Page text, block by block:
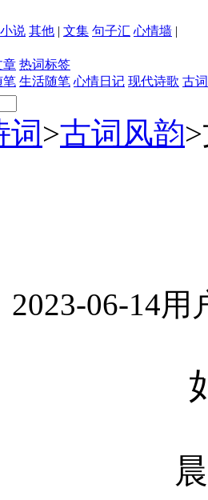
小说 其他 | 文集 句子汇 心情墙 |
章 热词标签
笔 生活随笔 心情日记 现代诗歌 古
词>古词风韵>
2023-06-14用
晨